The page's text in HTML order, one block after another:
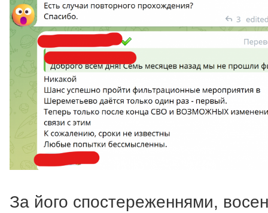
За його спостереженнями,